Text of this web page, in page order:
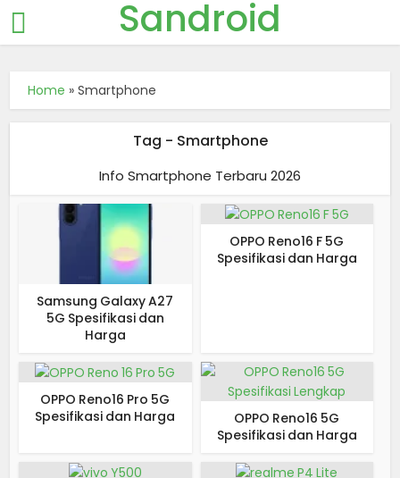
Sandroid
Home »Smartphone
Tag - Smartphone
Info Smartphone Terbaru 2026
Samsung Galaxy A27
5G Spesifikasi dan
Harga
OPPO Reno16 F 5G
Spesifikasi dan Harga
OPPO Reno16 Pro 5G
Spesifikasi dan Harga
OPPO Reno16 5G
Spesifikasi dan Harga